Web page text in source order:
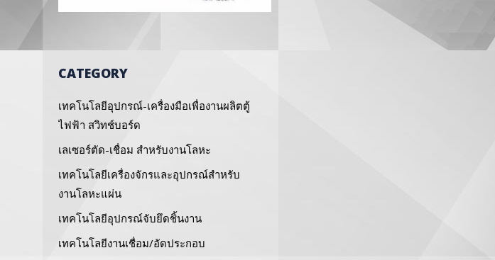
CATEGORY
เทคโนโลยีอุปกรณ์-เครื่องมือเพื่องานผลิตตู้
ไฟฟ้า สวิทช์บอร์ด
เลเซอร์ตัด-เชื่อม สำหรับงานโลหะ
เทคโนโลยีเครื่องจักรและอุปกรณ์สำหรับ
งานโลหะแผ่น
เทคโนโลยีอุปกรณ์จับยึดชิ้นงาน
เทคโนโลยีงานเชื่อม/อัดประกอบ